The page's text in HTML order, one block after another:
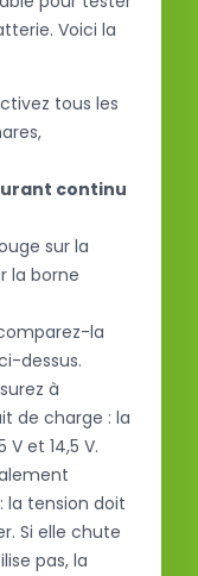
Voici la
tous les
continu
sur la
la borne
la
dessus.
à
de charge : la
et 14,5 V.
: la tension doit
Si elle chute
pas, la